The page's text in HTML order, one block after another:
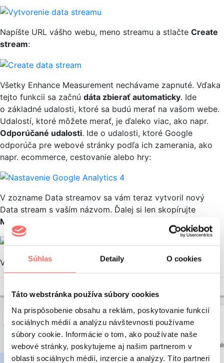
Súhlas Detaily O cookies
Táto webstránka používa súbory cookies
Na prispôsobenie obsahu a reklám, poskytovanie funkcií
sociálnych médií a analýzu návštevnosti používame
súbory cookie. Informácie o tom, ako používate naše
webové stránky, poskytujeme aj našim partnerom v
oblasti sociálnych médií, inzercie a analýzy. Títo partneri
Napíšte URL vášho webu, meno streamu a stlačte Create
stream:
Všetky Enhance Measurement nechávame zapnuté. Vďaka
tejto funkcii sa začnú dáta zbierať automaticky. Ide
o základné udalosti, ktoré sa budú merať na vašom webe.
Udalostí, ktoré môžete merať, je ďaleko viac, ako napr.
Odporúčané udalosti. Ide o udalosti, ktoré Google
odporúča pre webové stránky podľa ich zamerania, ako
napr. ecommerce, cestovanie alebo hry:
V zozname Data streamov sa vám teraz vytvoril nový
Data stream s vaším názvom. Ďalej si len skopírujte
Measurement ID
V Tag Manageri vytvorte nový tag: